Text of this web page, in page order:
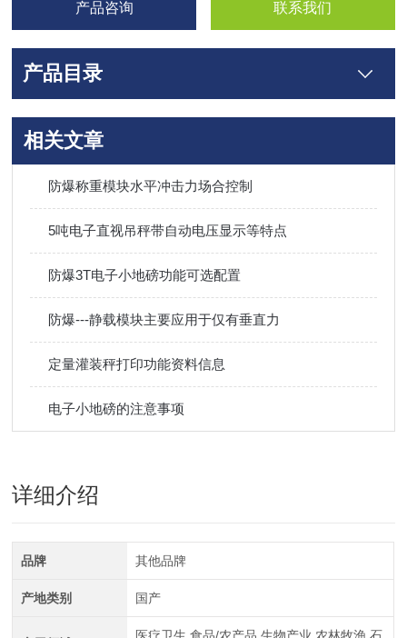
产品咨询 联系我们
产品目录
相关文章
防爆称重模块水平冲击力场合控制
5吨电子直视吊秤带自动电压显示等特点
防爆3T电子小地磅功能可选配置
防爆---静载模块主要应用于仅有垂直力
定量灌装秤打印功能资料信息
电子小地磅的注意事项
详细介绍
品牌 其他品牌
产地类别 国产